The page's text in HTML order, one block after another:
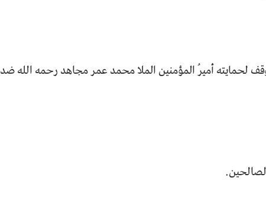
لحمايته أميرُ المؤمنين الملا محمد عمر مجاهد رحمه الله ضد